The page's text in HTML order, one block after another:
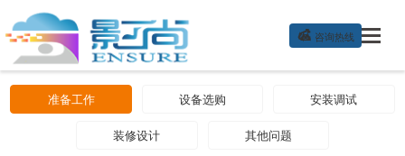
 咨询热线
准备工作 设备选购 安装调试
装修设计 其他问题